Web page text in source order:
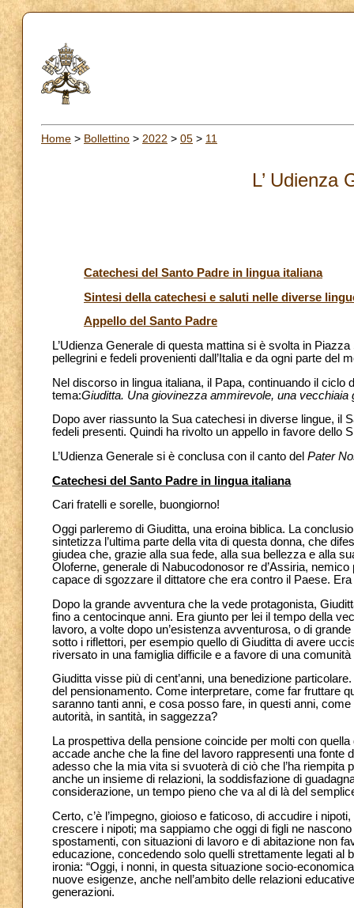
Home > Bollettino > 2022 > 05 > 11
L’ Udienza
Catechesi del Santo Padre in lingua italiana
Sintesi della catechesi e saluti nelle diverse
Appello del Santo Padre
L’Udienza Generale di questa mattina si è svolta in
pellegrini e fedeli provenienti dall’Italia e da ogni parte del
Nel discorso in lingua italiana, il Papa, continuando il
tema:Giuditta. Una giovinezza ammirevole, una vecchiaia
Dopo aver riassunto la Sua catechesi in diverse lingue, il
fedeli presenti. Quindi ha rivolto un appello in favore dello
L’Udienza Generale si è conclusa con il canto del Pater
Catechesi del Santo Padre in lingua italiana
Cari fratelli e sorelle, buongiorno!
Oggi parleremo di Giuditta, una eroina biblica. La
sintetizza l’ultima parte della vita di questa donna, che
giudea che, grazie alla sua fede, alla sua bellezza e alla
Oloferne, generale di Nabucodonosor re d’Assiria,
capace di sgozzare il dittatore che era contro il Paese.
Dopo la grande avventura che la vede protagonista,
fino a centocinque anni. Era giunto per lei il tempo della
lavoro, a volte dopo un’esistenza avventurosa, o di
sotto i riflettori, per esempio quello di Giuditta di avere
riversato in una famiglia difficile e a favore di una
Giuditta visse più di cent’anni, una benedizione
del pensionamento. Come interpretare, come far fruttare
saranno tanti anni, e cosa posso fare, in questi anni,
autorità, in santità, in saggezza?
La prospettiva della pensione coincide per molti con
accade anche che la fine del lavoro rappresenti una fonte
adesso che la mia vita si svuoterà di ciò che l’ha riempita
anche un insieme di relazioni, la soddisfazione di
considerazione, un tempo pieno che va al di là del
Certo, c’è l’impegno, gioioso e faticoso, di accudire i
crescere i nipoti; ma sappiamo che oggi di figli ne
spostamenti, con situazioni di lavoro e di abitazione non
educazione, concedendo solo quelli strettamente legati al
ironia: “Oggi, i nonni, in questa situazione socio-
nuove esigenze, anche nell’ambito delle relazioni
generazioni.